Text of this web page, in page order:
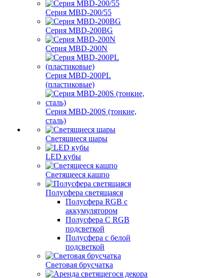
Серия MBD-200/55
Серия MBD-200BG
Серия MBD-200N
Серия MBD-200PL
(пластиковые)
Серия MBD-200S (тонкие,
сталь)
Светящиеся шары
LED кубы
Светящееся кашпо
Полусфера светящаяся
Полусфера RGB с
аккумулятором
Полусфера С RGB
подсветкой
Полусфера с белой
подсветкой
Световая брусчатка